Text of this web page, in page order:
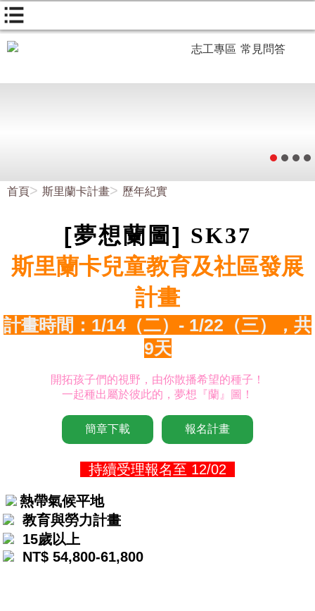
志工專區 常見問答
首頁 斯里蘭卡計畫 歷年紀實
[夢想蘭 圖] SK37
斯里蘭卡兒童教育及社區發展
計畫
計畫時間：1/14（二）- 1/22（三），共
9天
開拓孩子們的視野，由你散播希望的種子！
一起種出屬於彼此的，夢想『蘭』圖！
簡章下載 報名計畫
持續受理報名至 12/02
熱帶氣候平地
教育與勞力計畫
15歲以上
NT$ 54,800-61,800